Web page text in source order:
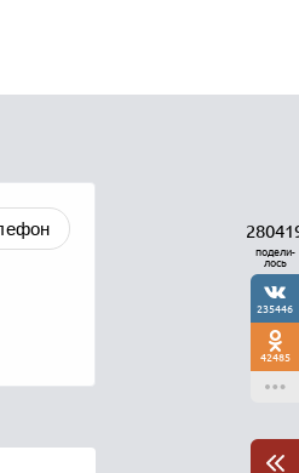
подели-
лось
235446
42485